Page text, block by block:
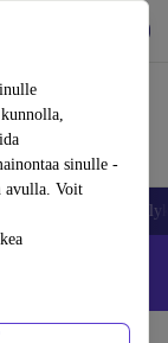
sinulle -
avulla. Voit
–
puhelimet